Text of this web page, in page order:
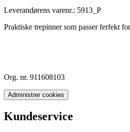
Leverandørens varenr.: 5913_P
Praktiske trepinner som passer ferfekt
Org. nr. 911608103
Administrer cookies
Kundeservice